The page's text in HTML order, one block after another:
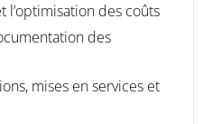
l’optimisation des coûts
des
mises en services et